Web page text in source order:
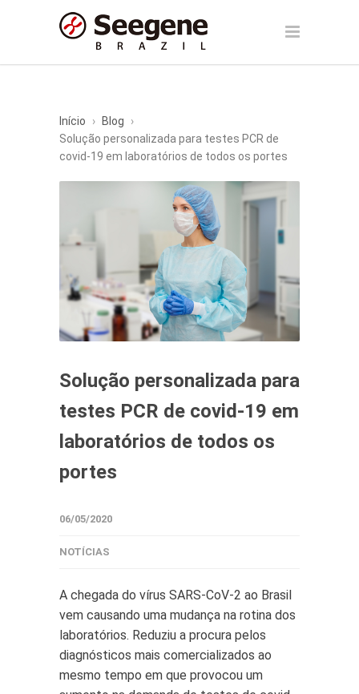
Início › Blog
›
Solução personalizada para testes PCR de
covid-19 em laboratórios de todos os portes
Solução personalizada para
testes PCR de covid-19 em
laboratórios de todos os
portes
06/05/2020
NOTÍCIAS
A chegada do vírus SARS-CoV-2 ao Brasil
vem causando uma mudança na rotina dos
laboratórios. Reduziu a procura pelos
diagnósticos mais comercializados ao
mesmo tempo em que provocou um